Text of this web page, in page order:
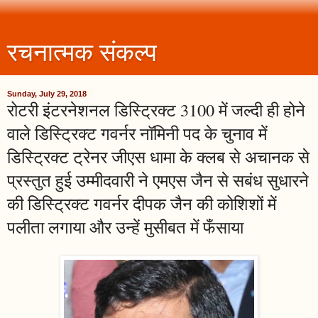
रचनात्मक संकल्प
Sunday, July 29, 2018
रोटरी इंटरनेशनल डिस्ट्रिक्ट 3100 में जल्दी ही होने
वाले डिस्ट्रिक्ट गवर्नर नॉमिनी पद के चुनाव में
डिस्ट्रिक्ट ट्रेनर जीएस धामा के क्लब से अचानक से
प्रस्तुत हुई उम्मीदवारी ने एमएस जैन से सबंध सुधारने
की डिस्ट्रिक्ट गवर्नर दीपक जैन की कोशिशों में
पलीता लगाया और उन्हें मुसीबत में फँसाया